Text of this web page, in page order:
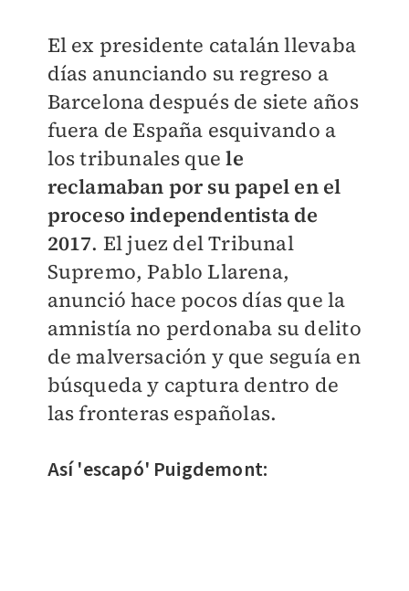
El ex presidente catalán llevaba
días anunciando su regreso a
Barcelona después de siete años
fuera de España esquivando a
los tribunales quele
reclamaban por su papel en el
proceso independentista de
2017. El juez del Tribunal
Supremo, Pablo Llarena,
anunció hace pocos días que la
amnistía no perdonaba su delito
de malversación y que seguía en
búsqueda y captura dentro de
las fronteras españolas.
Así 'escapó' Puigdemont: